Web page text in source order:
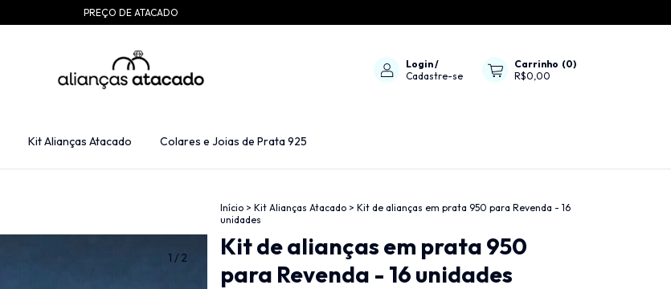
PREÇO DE ATACADO
Login/
Cadastre-se
Carrinho (0)
R$0,00
Kit Alianças Atacado Colares e Joias de Prata 925
1 / 2
Início > Kit Alianças Atacado > Kit de alianças em prata 950 para Revenda - 16
unidades
Kit de alianças em prata 950
para Revenda - 16 unidades